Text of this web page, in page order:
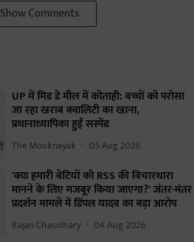
Show Comments
UP में मिड डे मील में कोताही: बच्चों को परोसा
जा रहा खराब क्वालिटी का खाना,
प्रधानाध्यापिका हुईं सस्पेंड
The Mooknayak 05 Aug 2026
'क्या हमारी बेटियों को RSS की विचारधारा
मानने के लिए मजबूर किया जाएगा?' जंतर-मंतर
प्रदर्शन मामले में डिंपल यादव का बड़ा आरोप
Rajan Chaudhary 04 Aug 2026